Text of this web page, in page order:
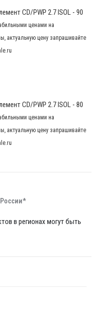
CD/PWP 2.7 ISOL - 90
ценами на
актуальную цену запрашивайте
CD/PWP 2.7 ISOL - 80
ценами на
актуальную цену запрашивайте
в регионах могут быть